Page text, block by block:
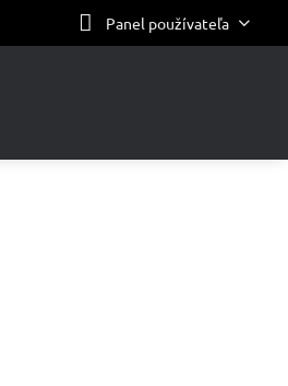
Panel používateľa